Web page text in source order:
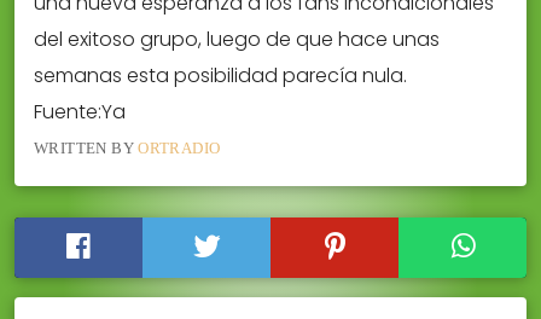
del exitoso grupo, luego de que hace unas
semanas esta posibilidad parecía nula.
Fuente:Ya
WRITTEN BYORTRADIO